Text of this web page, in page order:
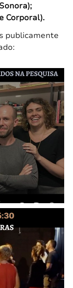
Corporal).
publicamente